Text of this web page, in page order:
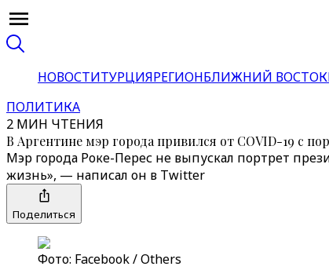
НОВОСТИТУРЦИЯРЕГИОНБЛИЖНИЙ ВОСТОК
ПОЛИТИКА
2 МИН ЧТЕНИЯ
В Аргентине мэр города привился от COVID-19 с
Мэр города Роке-Перес не выпускал портрет
жизнь», — написал он в Twitter
Поделиться
Фото: Facebook / Others